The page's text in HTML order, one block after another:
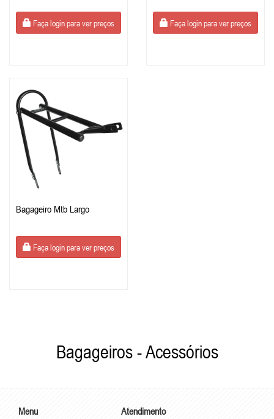
Faça login para ver preços Faça login para ver preços
Bagageiro Mtb Largo
Faça login para ver preços
Bagageiros - Acessórios
Menu
Atendimento